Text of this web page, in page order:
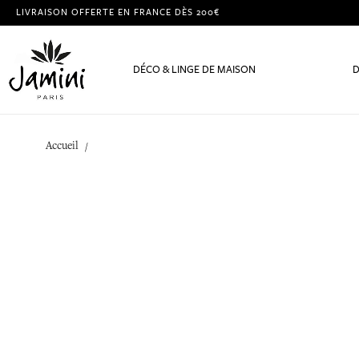
LIVRAISON OFFERTE EN FRANCE DÈS 200€
DÉCO & LINGE DE MAISON
Accueil